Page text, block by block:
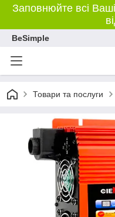
Заповнюйте всі
BeSimple
Товари та послуги